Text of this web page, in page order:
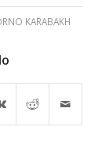
KARABAKH